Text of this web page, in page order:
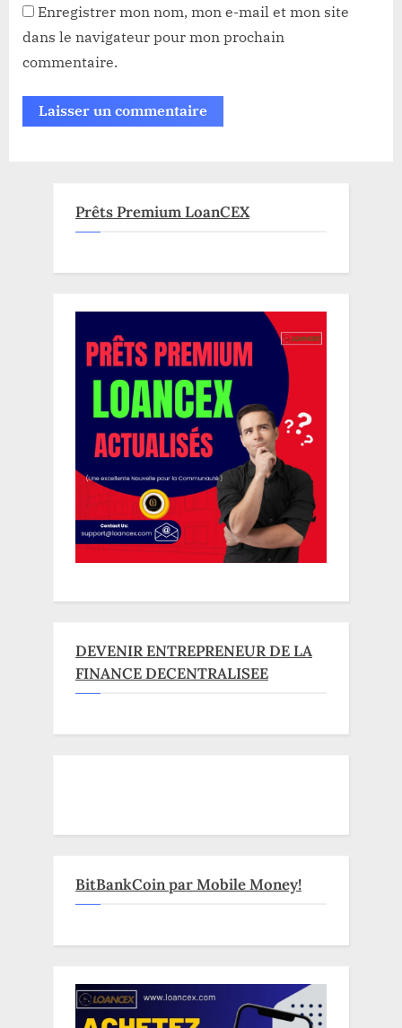
Enregistrer mon nom, mon e-mail et mon site
dans le navigateur pour mon prochain
commentaire.
Prêts Premium LoanCEX
DEVENIR ENTREPRENEUR DE LA
FINANCE DECENTRALISEE
BitBankCoin par Mobile Money!